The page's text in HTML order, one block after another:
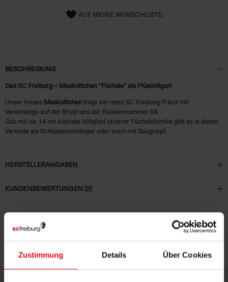
Zustimmung Details Über Cookies
AUF MEINE WUNSCHLISTE
BESCHREIBUNG
Das SC Freiburg – Maskottchen "Füchsle" als Plüschfigur!
Unser treues Maskottchenträgt ein rotes SC Freiburg-Trikot mit
Vereinslogo auf der Brust und der Rückennummer 04.
Das mit ca. 14 cm kleinste Mitglied unserer Füchslefamilie gibt es in dieser
Variante als Schlüsselanhänger oder auch mit Saugnapf.
HERSTELLERANGABEN
KUNDENBEWERTUNGEN (2)
Artikelnummer: 19-100034
Logistiknummer: